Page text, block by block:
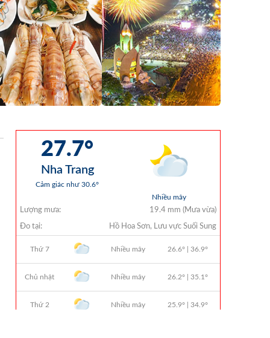
Điều Chỉnh Phụ Lục Ban Hành Kèm
Theo Quyết Định Số 479/QĐ-VNT
Ngày 07/04/2026
QUYẾT ĐỊNH 903/QĐ-VNT Vê Việc
Công Khai Thực Hiện Dự Toán Thu –
Chi Ngân Sách Quý 2 Năm 2026
Dự Thảo Quyết Định Quy Định Cụ Thể
Phát Triển Của Thửa Đất, Khu Đất Khi
Xác Định Giá Đất Theo Phương Pháp
Thặng Dư Và Các Yếu Tố Ảnh Hưởng
Đến Giá Đất Khi Xác Định Giá Đất Cụ
Thể Trên Địa Bàn Tỉnh Khánh Hòa
THÔNG BÁO Số 707/TB-VNT: Kết Quả
Lựa Chọn Đơn Vị Tổ Chức Đấu Giá Tài
Sản Đối Với Mô Tô Nước Cứu Hộ VNT
01 Biển Số KH-0834
THÔNG BÁO Số 706/TB-VNT: Kết Quả
Lựa Chọn Đơn Vị Tổ Chức Đấu Giá Tài
Số KH-0387